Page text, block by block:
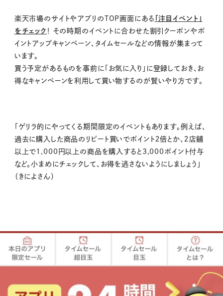
楽天市場のサイトやアプリのTOP画面にある 「注目イベント」
をチェック ！ その時期のイベントに合わせた割引クーポンやポ
イントアップキャンペーン、タイムセールなどの情報が集まって
います。
買う予定があるものを事前に「お気に入り」に登録しておき、お
得なキャンペーンを利用して買い物するのが賢いやり方です。
「ゲリラ的にやってくる期間限定のイベントもあります。例えば、
過去に購入した商品のリピート買いでポイント２倍とか、２店舗
以上で1,000 円以上の商品を購入すると 3,000 ポイント付与
など。小まめにチェックして、お得を逃さないようにしましょう」
（きによさん）